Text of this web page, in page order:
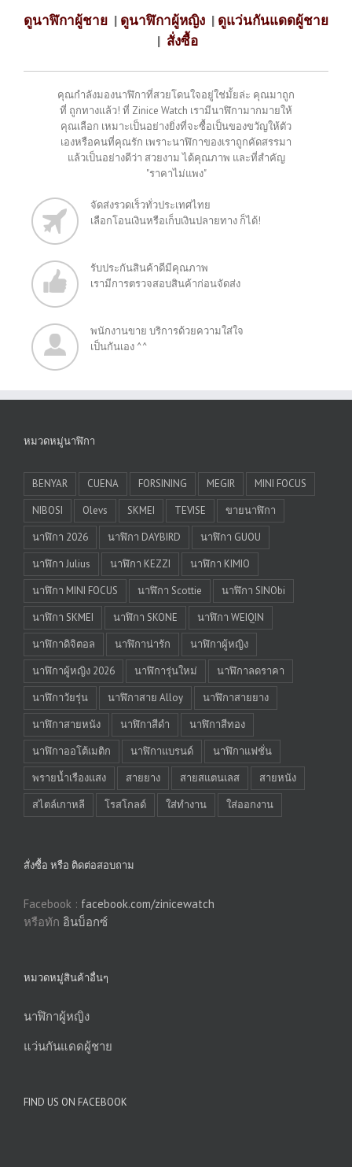
ดูนาฬิกาผู้ชาย | ดูนาฬิกาผู้หญิง | ดูแว่นกันแดดผู้ชาย
| สั่งซื้อ
คุณกำลังมองนาฬิกาที่สวยโดนใจอยู่ใช่มั้ยล่ะ คุณมาถูก
ที่ ถูกทางแล้ว! ที่ Zinice Watch เรามีนาฬิกามากมายให้
คุณเลือก เหมาะเป็นอย่างยิ่งที่จะซื้อเป็นของขวัญให้ตัว
เองหรือคนที่คุณรัก เพราะนาฬิกาของเราถูกคัดสรรมา
แล้วเป็นอย่างดีว่า สวยงาม ได้คุณภาพ และที่สำคัญ
"ราคาไม่แพง"
จัดส่งรวดเร็วทั่วประเทศไทย
เลือกโอนเงินหรือเก็บเงินปลายทาง ก็ได้!
รับประกันสินค้าดีมีคุณภาพ
เรามีการตรวจสอบสินค้าก่อนจัดส่ง
พนักงานขาย บริการด้วยความใส่ใจ
เป็นกันเอง ^^
หมวดหมู่นาฬิกา
BENYAR CUENA FORSINING MEGIR
MINI FOCUS
NIBOSI
Olevs SKMEI TEVISE
ขายนาฬิกา
นาฬิกา 2026
นาฬิกา DAYBIRD
นาฬิกา GUOU
นาฬิกา Julius
นาฬิกา KEZZI
นาฬิกา KIMIO
นาฬิกา MINI FOCUS
นาฬิกา Scottie
นาฬิกา SINObi
นาฬิกา SKMEI
นาฬิกา SKONE
นาฬิกา WEIQIN
นาฬิกาดิจิตอล
นาฬิกาน่ารัก
นาฬิกาผู้หญิง
นาฬิกาผู้หญิง 2026
นาฬิการุ่นใหม่
นาฬิกาลดราคา
นาฬิกาวัยรุ่น
นาฬิกาสาย Alloy
นาฬิกาสายยาง
นาฬิกาสายหนัง
นาฬิกาสีดำ
นาฬิกาสีทอง
นาฬิกาออโต้เมติก
นาฬิกาแบรนด์
นาฬิกาแฟชั่น
พรายน้ำเรืองแสง
สายยาง สายสแตนเลส
สายหนัง
สไตล์เกาหลี
โรสโกลด์ ใส่ทำงาน ใส่ออกงาน
สั่งซื้อ หรือ ติดต่อสอบถาม
Facebook : facebook.com/zinicewatch
หรือทัก อินบ็อกซ์
หมวดหมู่สินค้าอื่นๆ
นาฬิกาผู้หญิง
แว่นกันแดดผู้ชาย
FIND US ON FACEBOOK